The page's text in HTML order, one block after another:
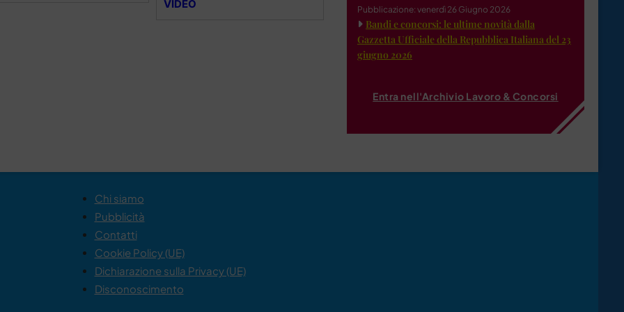
VIDEO
Pubblicazione: venerdì 26 Giugno 2026
Bandi e concorsi: le ultime novità dalla
Gazzetta Ufficiale della Repubblica Italiana del 23
giugno 2026
Entra nell'Archivio Lavoro & Concorsi
Chi siamo
Pubblicità
Contatti
Cookie Policy (UE)
Dichiarazione sulla Privacy (UE)
Disconoscimento